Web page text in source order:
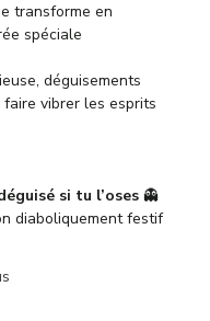
transforme en
spéciale
déguisements
vibrer les esprits
si tu l’oses 👻
diaboliquement festif